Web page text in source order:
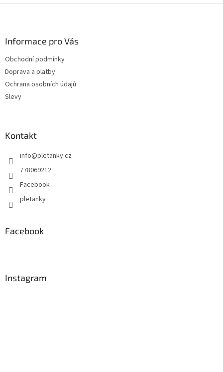
Informace pro Vás
Obchodní podmínky
Doprava a platby
Ochrana osobních údajů
Slevy
Kontakt
info@pletanky.cz
778069212
Facebook
pletanky
Facebook
Instagram